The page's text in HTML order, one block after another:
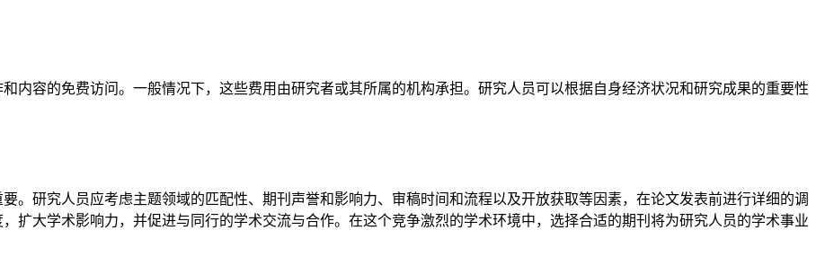
内容的免费访问。一般情况下，这些费用由研究者或其所属的机构承担。研究人员可以根据自身经济状况和研究成果的重要性
。研究人员应考虑主题领域的匹配性、期刊声誉和影响力、审稿时间和流程以及开放获取等因素，在论文发表前进行详细的调
扩大学术影响力，并促进与同行的学术交流与合作。在这个竞争激烈的学术环境中，选择合适的期刊将为研究人员的学术事业